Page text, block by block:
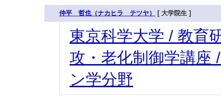
仲平 哲也（ナカヒラ テツヤ） [ 大学院生 ]
東京科学大学 / 教育
攻・老化制御学講座
ン学分野